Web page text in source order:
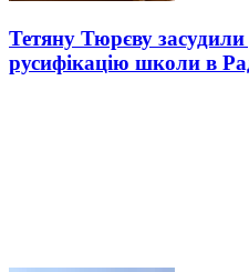
Тетяну Тюрєву засудили
русифікацію школи в